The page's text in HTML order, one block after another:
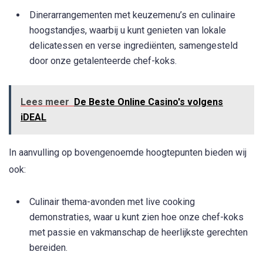
Dinerarrangementen met keuzemenu’s en culinaire
hoogstandjes, waarbij u kunt genieten van lokale
delicatessen en verse ingrediënten, samengesteld
door onze getalenteerde chef-koks.
Lees meer De Beste Online Casino's volgens
iDEAL
In aanvulling op bovengenoemde hoogtepunten bieden wij
ook:
Culinair thema-avonden met live cooking
demonstraties, waar u kunt zien hoe onze chef-koks
met passie en vakmanschap de heerlijkste gerechten
bereiden.